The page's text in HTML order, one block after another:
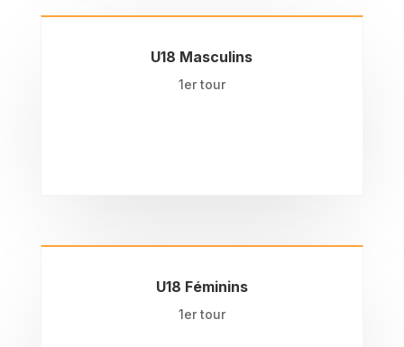
U18 Masculins
1er tour
U18 Féminins
1er tour